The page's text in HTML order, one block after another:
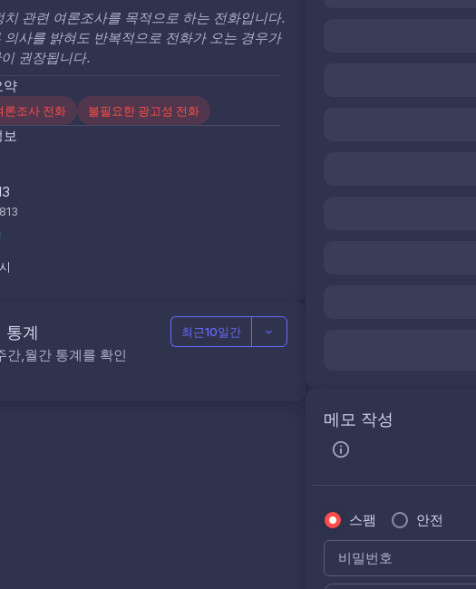
치 관련 여론조사를 목적으로 하는 전화입니다.
의사를 밝혀도 반복적으로 전화가 오는 경우가
권장됩니다.
약
론조사 전화 불필요한 광고성 전화
보
통계
간,월간 통계를 확인
최근10일간
메모 작성
스팸 안전
비밀번호